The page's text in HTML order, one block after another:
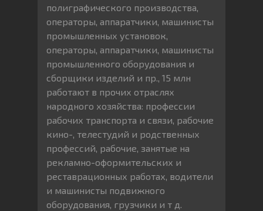
полиграфического производства,
операторы, аппаратчики, машинисты
промышленных установок,
операторы, аппаратчики, машинисты
промышленного оборудования и
сборщики изделий и пр., 15 млн
работают в прочих отраслях
народного хозяйства: профессии
рабочих транспорта и связи, рабочие
кино-, телестудий и родственных
профессий, рабочие, занятые на
рекламно-оформительских и
реставрационных работах, водители
и машинисты подвижного
оборудования, грузчики и т д.